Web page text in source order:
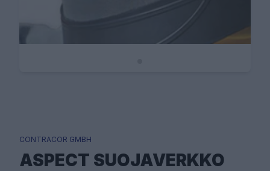
CONTRACOR GMBH
ASPECT SUOJAVERKKO